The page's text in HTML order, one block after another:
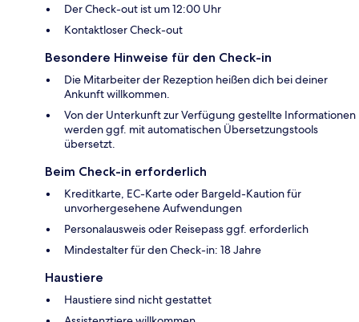
Der Check-out ist um 12:00 Uhr
Kontaktloser Check-out
Besondere Hinweise für den Check-in
Die Mitarbeiter der Rezeption heißen dich bei deiner
Ankunft willkommen.
Von der Unterkunft zur Verfügung gestellte Informationen
werden ggf. mit automatischen Übersetzungstools
übersetzt.
Beim Check-in erforderlich
Kreditkarte, EC-Karte oder Bargeld-Kaution für
unvorhergesehene Aufwendungen
Personalausweis oder Reisepass ggf. erforderlich
Mindestalter für den Check-in: 18 Jahre
Haustiere
Haustiere sind nicht gestattet